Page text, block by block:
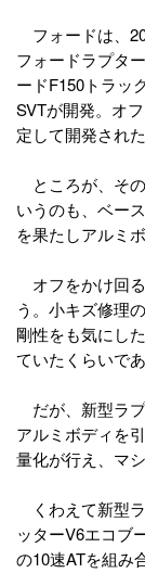
フォードは、
フォードラプタ
ードF150トラッ
SVTが開発。オ
定して開発され
ところが、そ
いうのも、ベー
を果たしアルミ
オフをかけ回
う。小キズ修理
剛性をも気にし
ていたくらいであ
だが、新型ラ
アルミボディを
量化が行え、マ
くわえて新型
ッターV6エコブ
の10速ATを組み